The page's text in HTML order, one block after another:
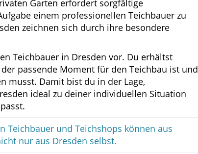
Garten erfordert sorgfältige
einem professionellen Teichbauer zu
zeichnen sich durch ihre besondere
Teichbauer in Dresden vor. Du erhältst
passende Moment für den Teichbau ist und
musst. Damit bist du in der Lage,
ideal zu deiner individuellen Situation
Teichbauer und Teichshops können aus
nur aus Dresden selbst.